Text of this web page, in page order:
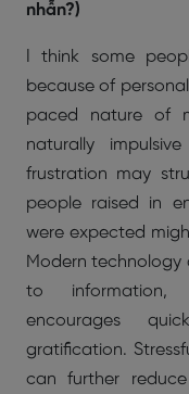
nhẫn?)
I think some
because of
paced nature of
naturally
frustration may
people raised in
were expected
Modern technology
to information,
encourages
gratification.
can further